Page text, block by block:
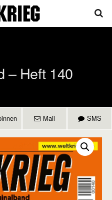
– Heft 140
Mail SMS